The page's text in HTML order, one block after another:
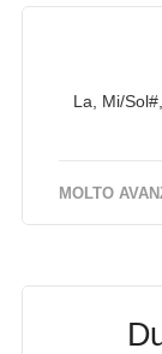
La, Mi/
MOLTO